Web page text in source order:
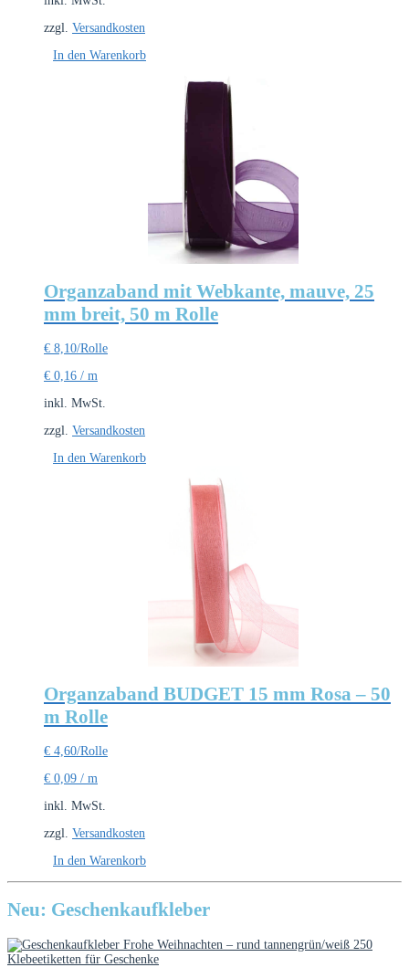
zzgl. Versandkosten
In den Warenkorb
Organzaband mit Webkante, mauve, 25
mm breit, 50 m Rolle
€ 8,10/Rolle
€ 0,16 / m
inkl. MwSt.
zzgl. Versandkosten
In den Warenkorb
Organzaband BUDGET 15 mm Rosa – 50
m Rolle
€ 4,60/Rolle
€ 0,09 / m
inkl. MwSt.
zzgl. Versandkosten
In den Warenkorb
Neu: Geschenkaufkleber